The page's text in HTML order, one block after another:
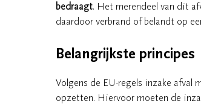
bedraagt. Het merendeel van dit
daardoor verbrand of belandt op
Belangrijkste principes
Volgens de EU-regels inzake
opzetten. Hiervoor moeten de